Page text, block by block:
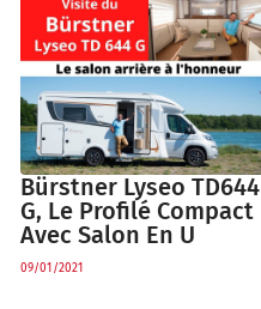
Bürstner Lyseo TD644
G, Le Profilé Compact
Avec Salon En U
09/01/2021